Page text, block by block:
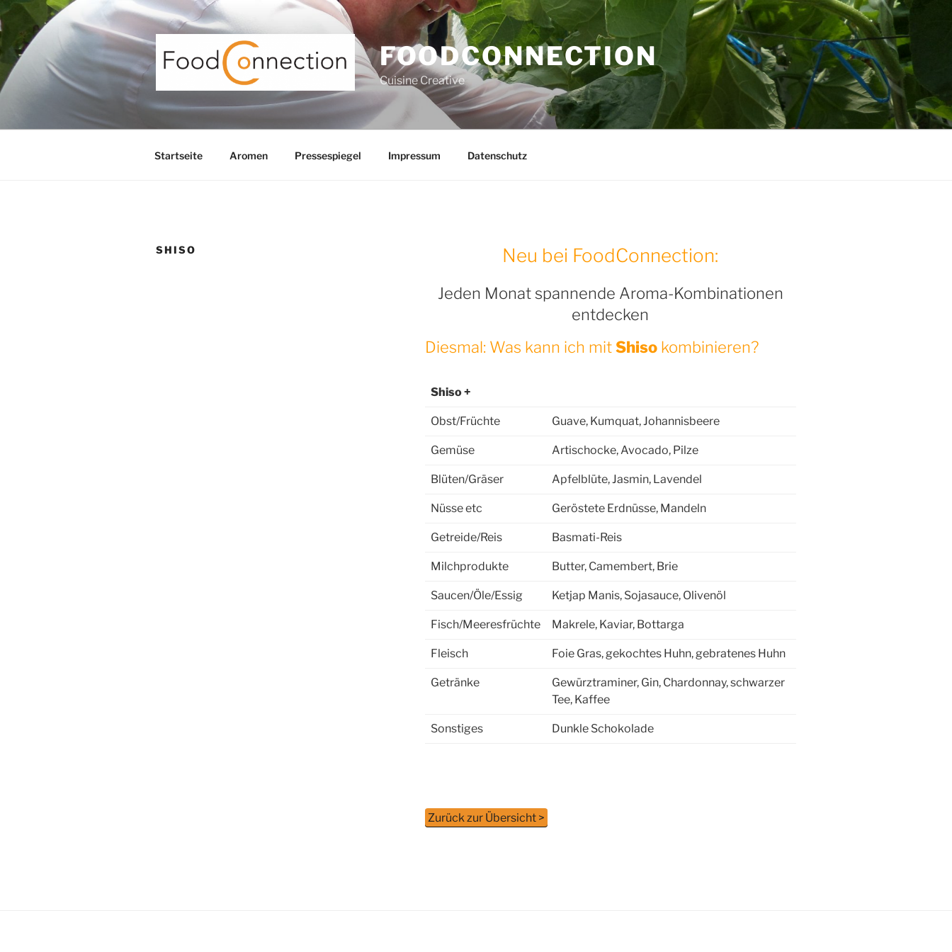
Zum
Inhalt
springen
FOODCONNECTION
Cuisine Creative
Startseite Aromen Pressespiegel Impressum Datenschutz
SHISO Neu bei FoodConnection:
Jeden Monat spannende Aroma-Kombinationen
entdecken
Diesmal: Was kann ich mitShisokombinieren?
Shiso +
Obst/Früchte Guave, Kumquat, Johannisbeere
Gemüse Artischocke, Avocado, Pilze
Blüten/Gräser Apfelblüte, Jasmin, Lavendel
Nüsse etc Geröstete Erdnüsse, Mandeln
Getreide/Reis Basmati-Reis
Milchprodukte Butter, Camembert, Brie
Saucen/Öle/Essig Ketjap Manis, Sojasauce, Olivenöl
Fisch/Meeresfrüchte Makrele, Kaviar, Bottarga
Fleisch Foie Gras, gekochtes Huhn, gebratenes Huhn
Getränke
Gewürztraminer, Gin, Chardonnay, schwarzer
Tee, Kaffee
Sonstiges Dunkle Schokolade
Zurück zur Übersicht >